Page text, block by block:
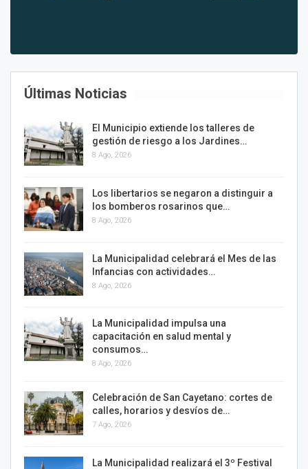
Últimas Noticias
El Municipio extiende los talleres de
gestión de riesgo a los Jardines…
8 Ago, 2026
Los libertarios se negaron a distinguir a
los bomberos rosarinos que…
8 Ago, 2026
La Municipalidad celebrará el Mes de las
Infancias con actividades…
8 Ago, 2026
La Municipalidad impulsa una
capacitación en salud mental y
consumos…
8 Ago, 2026
Celebración de San Cayetano: cortes de
calles, horarios y desvíos de…
7 Ago, 2026
La Municipalidad realizará el 3º Festival